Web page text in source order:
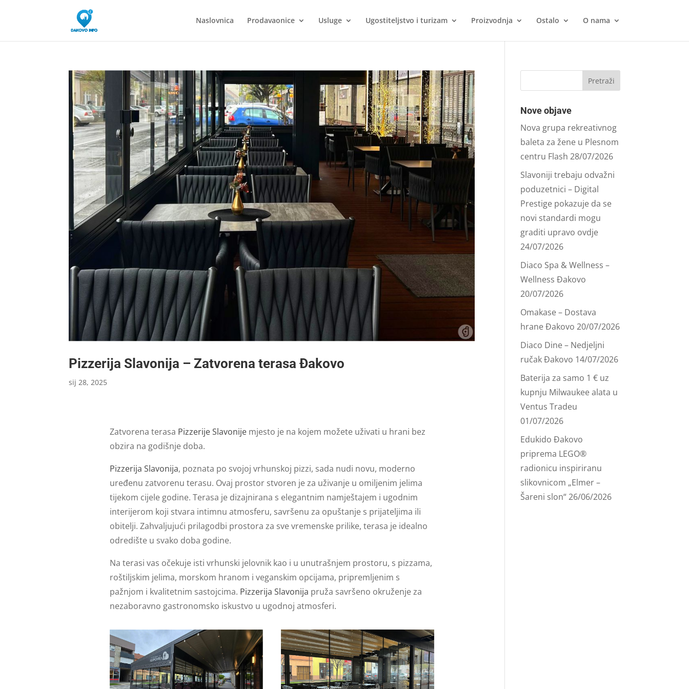
Naslovnica Prodavaonice Usluge Ugostiteljstvo i turizam Proizvodnja Ostalo O nama
Pizzerija Slavonija – Zatvorena terasa Đakovo
sij 28, 2025
Zatvorena terasa Pizzerije Slavonijemjesto je na kojem možete uživati u hrani bez
obzira na godišnje doba.
Pizzerija Slavonija, poznata po svojoj vrhunskoj pizzi, sada nudi novu, moderno
uređenu zatvorenu terasu. Ovaj prostor stvoren je za uživanje u omiljenim jelima
tijekom cijele godine. Terasa je dizajnirana s elegantnim namještajem i ugodnim
interijerom koji stvara intimnu atmosferu, savršenu za opuštanje s prijateljima ili
obitelji. Zahvaljujući prilagodbi prostora za sve vremenske prilike, terasa je idealno
odredište u svako doba godine.
Na terasi vas očekuje isti vrhunski jelovnik kao i u unutrašnjem prostoru, s pizzama,
roštiljskim jelima, morskom hranom i veganskim opcijama, pripremljenim s
pažnjom i kvalitetnim sastojcima. Pizzerija Slavonija pruža savršeno okruženje za
nezaboravno gastronomsko iskustvo u ugodnoj atmosferi.
Nove objave
Nova grupa rekreativnog
baleta za žene u Plesnom
centru Flash 28/07/2026
Slavoniji trebaju odvažni
poduzetnici – Digital
Prestige pokazuje da se
novi standardi mogu
graditi upravo ovdje
24/07/2026
Diaco Spa & Wellness –
Wellness Đakovo
20/07/2026
Omakase – Dostava
hrane Đakovo 20/07/2026
Diaco Dine – Nedjeljni
ručak Đakovo 14/07/2026
Baterija za samo 1 € uz
kupnju Milwaukee alata u
Ventus Tradeu
01/07/2026
Edukido Đakovo
priprema LEGO®
radionicu inspiriranu
slikovnicom „Elmer –
Šareni slon“26/06/2026